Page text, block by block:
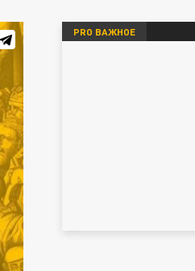
PRO ВАЖНОЕ